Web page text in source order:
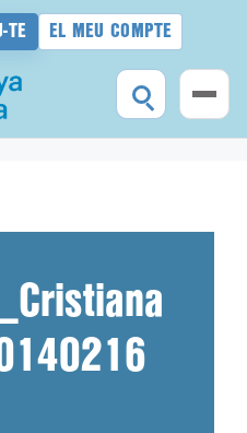
TE EL MEU COMPTE